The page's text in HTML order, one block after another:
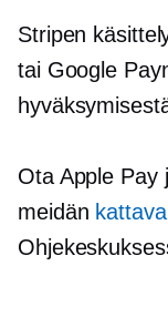
Stripen
tai Google
Ota Apple Pay
meidän kattava